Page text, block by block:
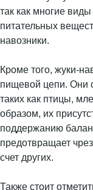
так как многие
питательных
навозники.
Кроме того, жуки-
пищевой цепи. Они
таких как птицы,
образом, их
поддержанию
предотвращает
счет других.
Также стоит